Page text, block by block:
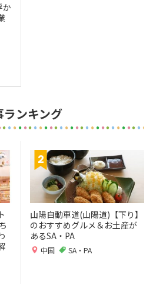
か
ランキング
山陽自動車道(山陽道)【下り】
のおすすめグルメ＆お土産が
あるSA・PA
中国 SA・PA